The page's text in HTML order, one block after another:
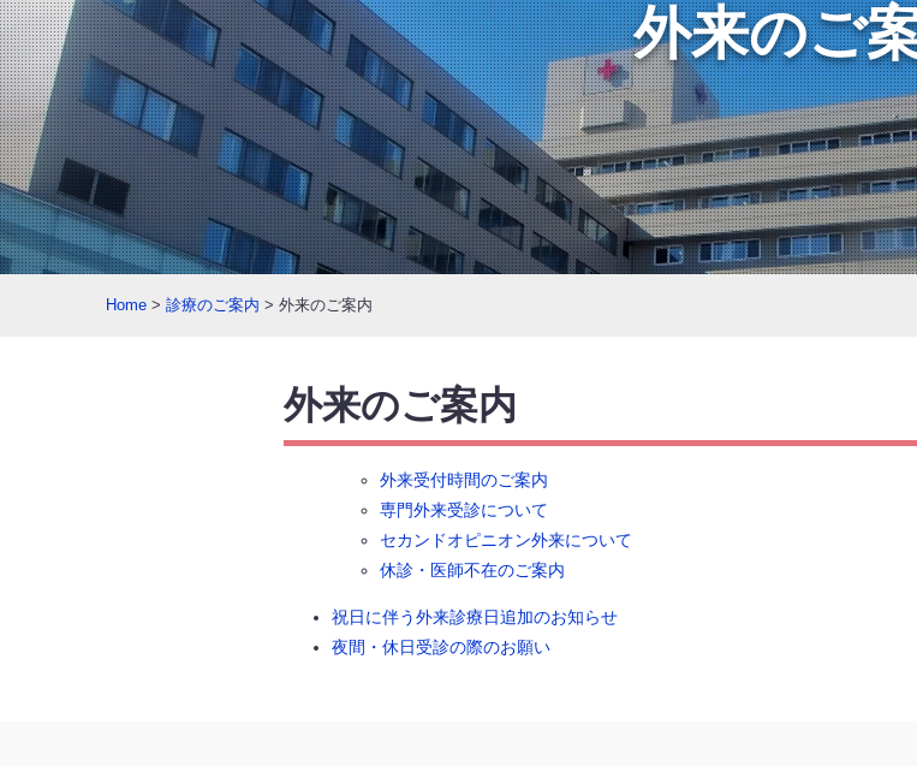
外来のご
Home > 診療のご案内 > 外来のご案内
外来のご案内
外来受付時間のご案内
専門外来受診について
セカンドオピニオン外来について
休診・医師不在のご案内
祝日に伴う外来診療日追加のお知らせ
夜間・休日受診の際のお願い